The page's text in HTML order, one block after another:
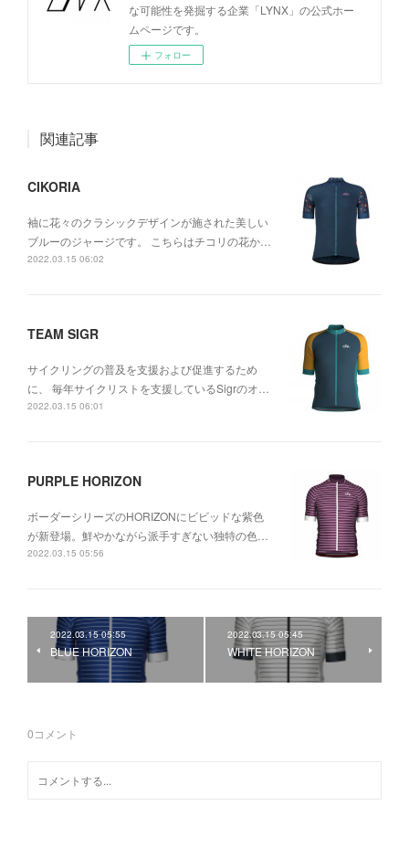
な可能性を発掘する企業「LYNX」の公式ホー
ムページです。
フォロー
関連記事
CIKORIA
袖に花々のクラシックデザインが施された美しい
ブルーのジャージです。 こちらはチコリの花か…
2022.03.15 06:02
TEAM SIGR
サイクリングの普及を支援および促進するため
に、 毎年サイクリストを支援しているSigrのオ…
2022.03.15 06:01
PURPLE HORIZON
ボーダーシリーズのHORIZONにビビッドな紫色
が新登場。鮮やかながら派手すぎない独特の色…
2022.03.15 05:56
2022.03.15 05:55
BLUE HORIZON
2022.03.15 05:45
WHITE HORIZON
0コメント